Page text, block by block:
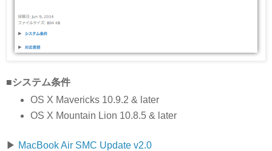
■システム条件
OS X Mavericks 10.9.2 & later
OS X Mountain Lion 10.8.5 & later
▶︎ MacBook Air SMC Update v2.0